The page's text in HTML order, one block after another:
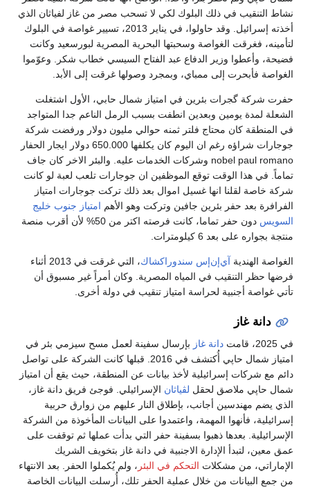
نشاط التنقيب في ذلك البلوك لكي لا تسحب مصر من غاز لفياثان الذي
أخذته إسرائيل. وقد حاولوا، في يناير 2013، تسيير غواصة في البلوك
لتأمينه، فغرقت الغواصة وسحبتها البحرية المصرية لبورسعيد وكانت
فضيحة، وأعطوا وزير الدفاع عبد الفتاح السيسي خطاب شكر. وعوّموا
الغواصة فأبحرت إلى ممباي، وبمجرد وصولها غرقت إلى الأبد.
حفرت شركة گجرات بئرين في امتياز شمال حابي، الأول اشتغلت
الشعلة لمدة يومين وبعدين انطفت بسبب الرمل الناعم جدا المتواجد
في المنطقة كان محتاج فلتر ثمنه حوالي مليون دولار ورفضت شركة
جوجارات شراؤه رغم ان اليوم كان يكلفها 650.000 دولار ايجار الحفار
nobel paul romano وشركات الخدمات عليه. والبئر الاخر كان جاف
تماماً. في هذا الوقت توقع الموظفين ان جوجارات تلعب لعبة لو كانت
شركة خاصة لقلنا انها غسيل اموال بعد ذلك تركت جوجارات امتياز
الفرافرة بعد حفر بئرين جافين وتركت وهو الأهم امتياز جنوب خليج
السويس
دون حفر تماما، كانت فرصته اكتر من 50% لأن أقرب منصة
منتجة بجواره على بعد 6 كيلومترات.
الغواصة الهندية آي‌إن‌إس سندوراكشاك
، التي غرقت في 2013 أثناء
فرضها حظر التنقيب في المياه المصرية. وكان أمراً غير مسبوق أن
تأتي غواصة أجنبية لحراسة امتياز تنقيب في دولة أخرى.
دانة غاز
في 2025، قامت دانة غاز بإرسال سفينة لعمل مسح سيزمي بئر في
امتياز شمال حاپي أُكتشف في 2016. قبلها كانت الشركة على تواصل
دائم مع شركات إسرائيلية لأخذ بيانات عن المنطقة، حيث يقع أن امتياز
شمال حاپي ملاصق لحقل لڤياثان الإسرائيلي. فوجئ فريق دانة غاز،
الذي يضم مهندسين أجانب، بإطلاق النار عليهم من زوارق حربية
إسرائيلية، فأنهوا المهمة، واعتمدوا على البيانات المأخوذة من الشركة
الإسرائيلية. بعدها ذهبوا بسفينة حفر التي بدأت عملها ثم توقفت على
عمق معين، لتبدأ الإدارة الاجنبية في دانة غاز بتخويف الشريك
الإماراتي، من مشكلات التحكم في البئر ، ولم يُكملوا الحفر. بعد الانتهاء
من جمع البيانات من خلال عملية الحفر تلك، أُرسلت البيانات الخاصة